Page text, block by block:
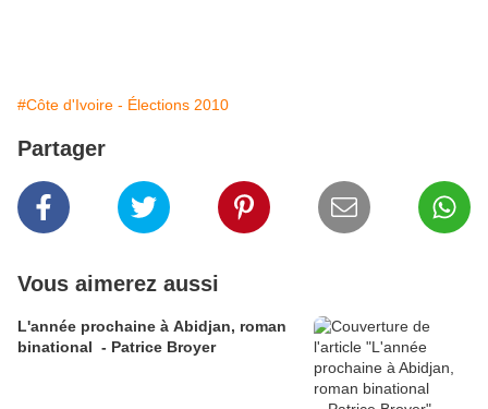
#Côte d'Ivoire - Élections 2010
Partager
Vous aimerez aussi
L'année prochaine à Abidjan, roman
binational - Patrice Broyer